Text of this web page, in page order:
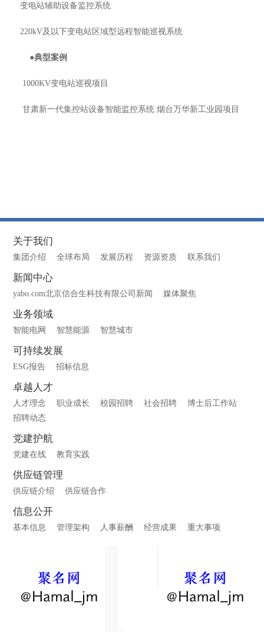
变电站辅助设备监控系统
220kV及以下变电站区域型远程智能巡视系统
●典型案例
1000KV变电站巡视项目
甘肃新一代集控站设备智能监控系统 烟台万华新工业园项目
关于我们
集团介绍 全球布局 发展历程 资源资质 联系我们
新闻中心
yabo.com北京信合生科技有限公司新闻 媒体聚焦
业务领域
智能电网 智慧能源 智慧城市
可持续发展
ESG报告 招标信息
卓越人才
人才理念 职业成长 校园招聘 社会招聘
博士后工作站
招聘动态
党建护航
党建在线 教育实践
供应链管理
供应链介绍 供应链合作
信息公开
基本信息 管理架构 人事薪酬 经营成果 重大事项